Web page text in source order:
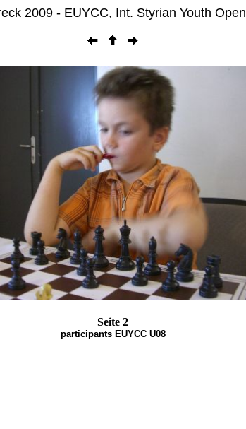
2009 - EUYCC, Int. Styrian Youth Open
Seite 2
participants EUYCC U08